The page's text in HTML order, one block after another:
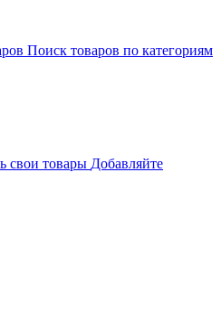
Поиск товаров по категориям
свои товары Добавляйте